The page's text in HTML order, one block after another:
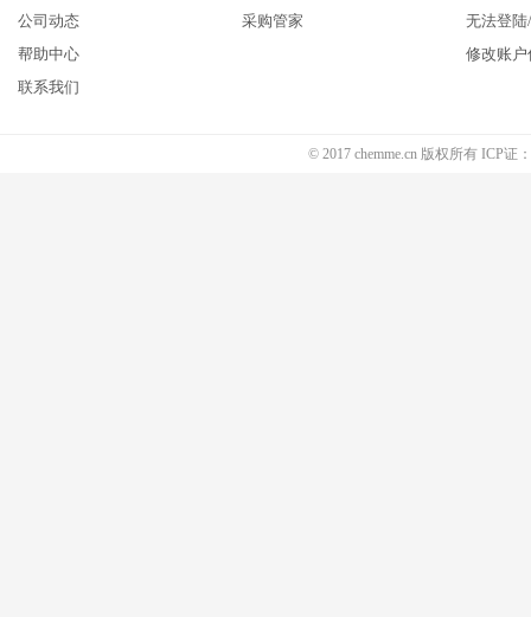
公司动态
帮助中心
联系我们
采购管家
无法登
修改账户
© 2017 chemme.cn 版权所有 ICP证：